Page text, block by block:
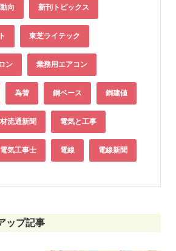
向 新刊トピックス
東芝ライテック
ン 業務用エアコン
為替 銅ベース 銅建値
流通新聞 電気と工事
電気工事士 電線 電線新聞
ップ記事